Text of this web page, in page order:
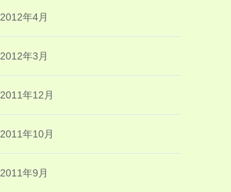
2012年4月
2012年3月
2011年12月
2011年10月
2011年9月